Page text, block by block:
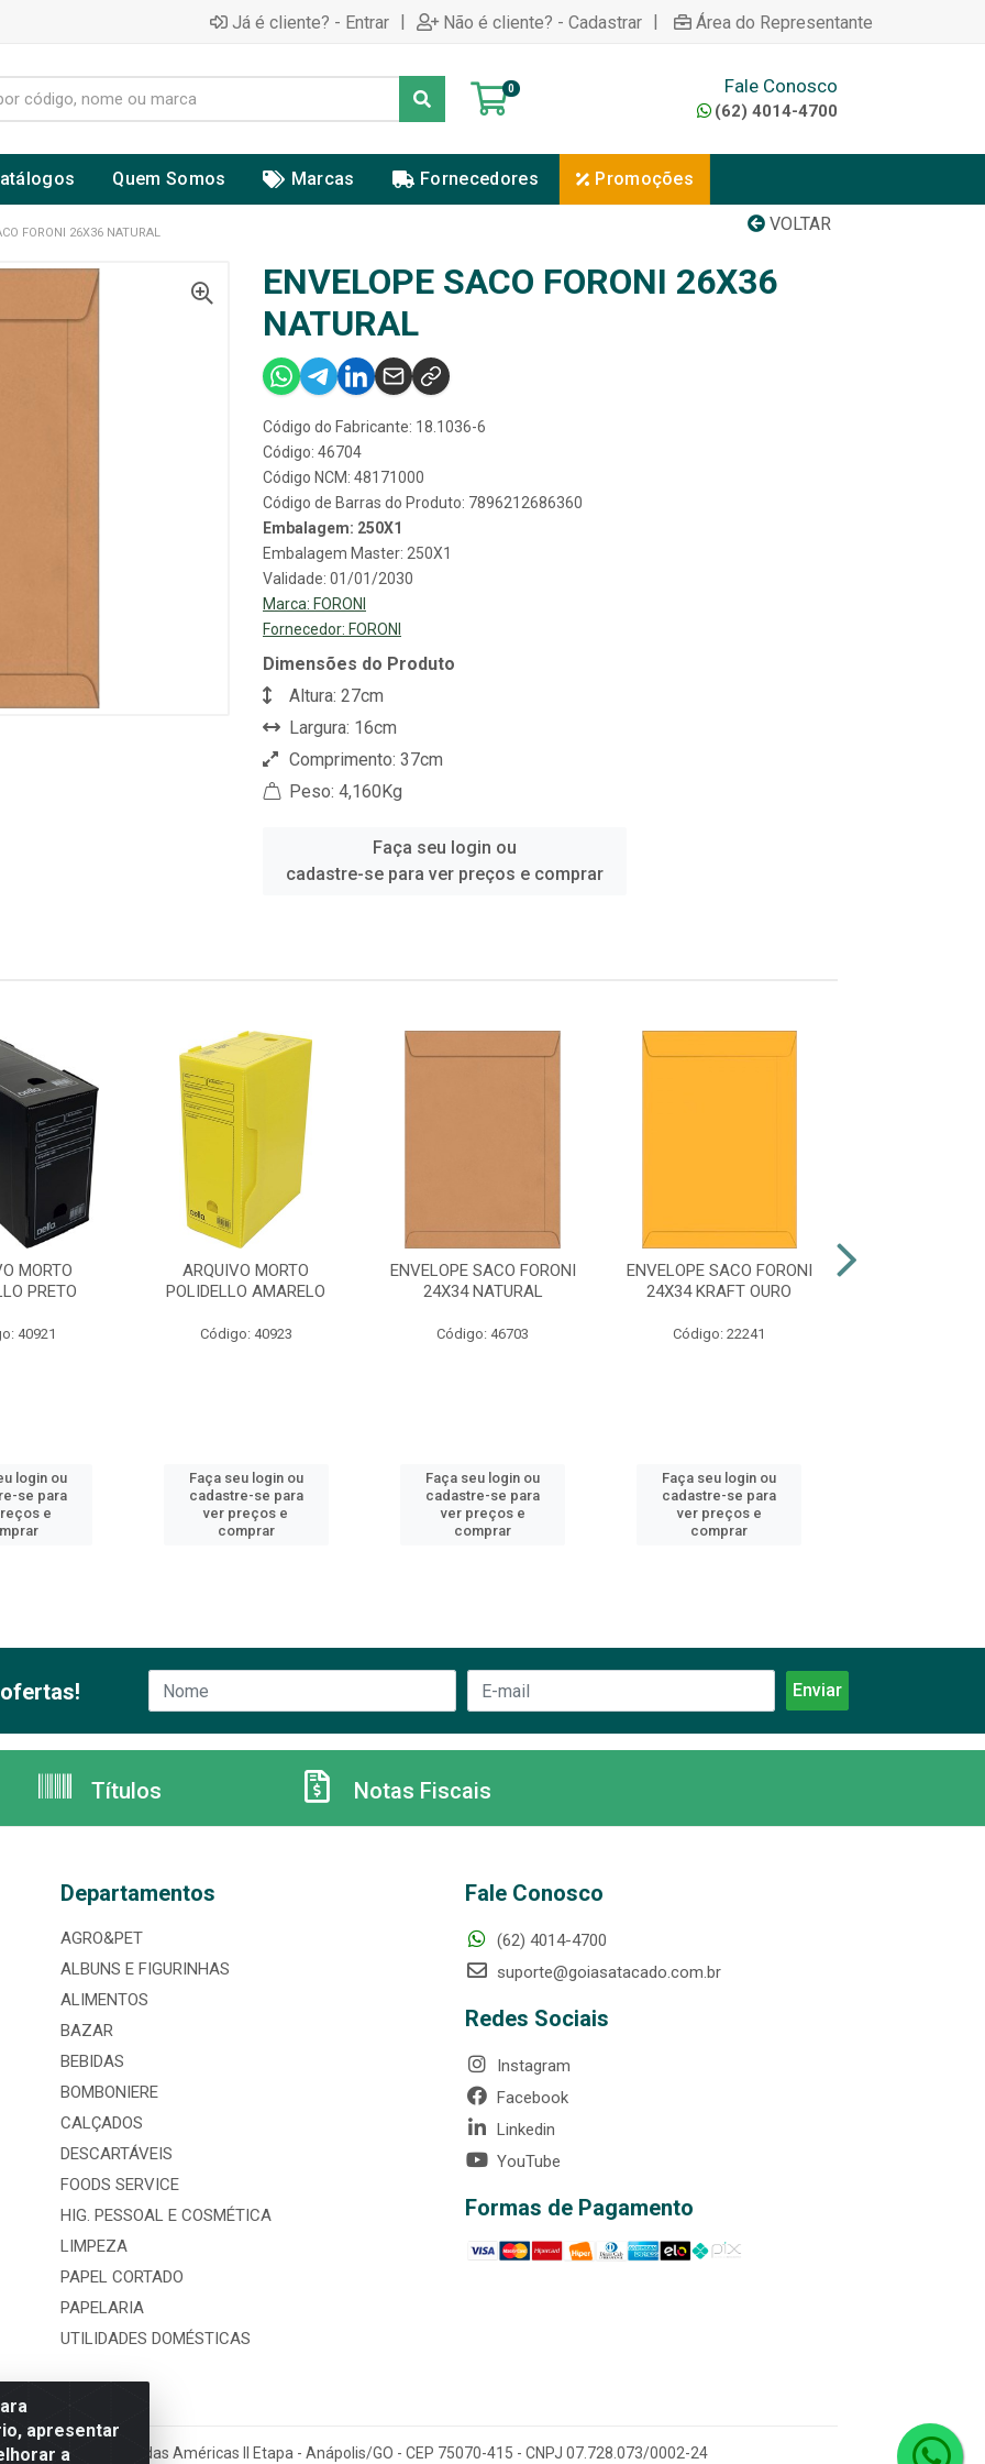
Já é cliente? - Entrar | Não é cliente? - Cadastrar | Área do Representante
0 Fale Conosco
(62) 4014-4700
Quem Somos Marcas Fornecedores Promoções
VOLTAR
FORONI 26X36 NATURAL
ENVELOPE SACO FORONI 26X36
NATURAL
Código do Fabricante: 18.1036-6
Código: 46704
Código NCM: 48171000
Código de Barras do Produto: 7896212686360
Embalagem: 250X1
Embalagem Master: 250X1
Validade: 01/01/2030
Marca: FORONI
Fornecedor: FORONI
Dimensões do Produto
Altura: 27cm
Largura: 16cm
Comprimento: 37cm
Peso: 4,160Kg
Faça seu login ou
cadastre-se para ver preços e comprar
MORTO
PRETO
40921
login ou
se para
e
ARQUIVO MORTO
POLIDELLO AMARELO
Código: 40923
Faça seu login ou
cadastre-se para
ver preços e
comprar
ENVELOPE SACO FORONI
24X34 NATURAL
Código: 46703
Faça seu login ou
cadastre-se para
ver preços e
comprar
ENVELOPE SACO FORONI
24X34 KRAFT OURO
Código: 22241
Faça seu login ou
cadastre-se para
ver preços e
comprar
apresentar
a
Títulos Notas Fiscais
Departamentos
AGRO&PET
ALBUNS E FIGURINHAS
ALIMENTOS
BAZAR
BEBIDAS
BOMBONIERE
CALÇADOS
DESCARTÁVEIS
FOODS SERVICE
HIG. PESSOAL E COSMÉTICA
LIMPEZA
PAPEL CORTADO
PAPELARIA
UTILIDADES DOMÉSTICAS
Fale Conosco
(62) 4014-4700
suporte@goiasatacado.com.br
Redes Sociais
Instagram
Facebook
Linkedin
YouTube
Formas de Pagamento
nº 3860, Jardim das Américas II Etapa - Anápolis/GO - CEP 75070-415 - CNPJ 07.728.073/0002-24